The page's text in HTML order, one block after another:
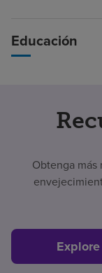
Educación
Obtenga más